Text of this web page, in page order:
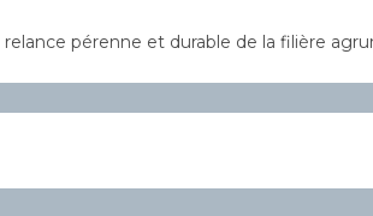
pérenne et durable de la filière